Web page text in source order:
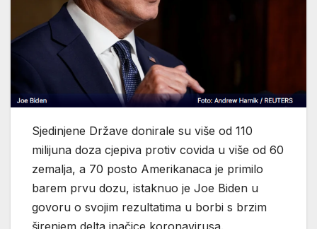
Sjedinjene Države donirale su više od 110
milijuna doza cjepiva protiv covida u više od 60
zemalja, a 70 posto Amerikanaca je primilo
barem prvu dozu, istaknuo je Joe Biden u
govoru o svojim rezultatima u borbi s brzim
širenjem delta inačice koronavirusa.